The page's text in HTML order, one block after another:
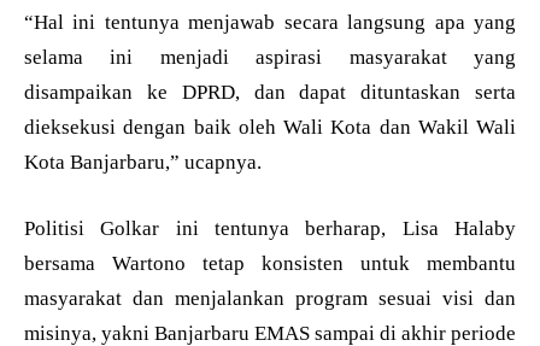
“Hal ini tentunya menjawab secara langsung apa yang
selama ini menjadi aspirasi masyarakat yang
disampaikan ke DPRD, dan dapat dituntaskan serta
dieksekusi dengan baik oleh Wali Kota dan Wakil Wali
Kota Banjarbaru,” ucapnya.
Politisi Golkar ini tentunya berharap, Lisa Halaby
bersama Wartono tetap konsisten untuk membantu
masyarakat dan menjalankan program sesuai visi dan
misinya, yakni Banjarbaru EMAS sampai di akhir periode